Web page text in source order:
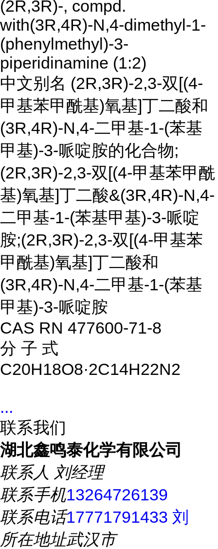
(2R,3R)-, compd.
with(3R,4R)-N,4-dimethyl-1-
(phenylmethyl)-3-
piperidinamine (1:2)
中文别名 (2R,3R)-2,3-双[(4-
甲基苯甲酰基)氧基]丁二酸和
(3R,4R)-N,4-二甲基-1-(苯基
甲基)-3-哌啶胺的化合物;
(2R,3R)-2,3-双[(4-甲基苯甲酰
基)氧基]丁二酸&(3R,4R)-N,4-
二甲基-1-(苯基甲基)-3-哌啶
胺;(2R,3R)-2,3-双[(4-甲基苯
甲酰基)氧基]丁二酸和
(3R,4R)-N,4-二甲基-1-(苯基
甲基)-3-哌啶胺
CAS RN 477600-71-8
分 子 式
C20H18O8·2C14H22N2
...
联系我们
湖北鑫鸣泰化学有限公司
联系人 刘经理
联系手机13264726139
联系电话17771791433 刘
所在地址武汉市